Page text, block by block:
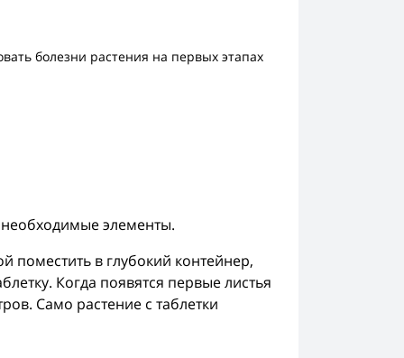
болезни растения на первых этапах
элементы.
поместить в глубокий контейнер,
Когда появятся первые листья
Само растение с таблетки